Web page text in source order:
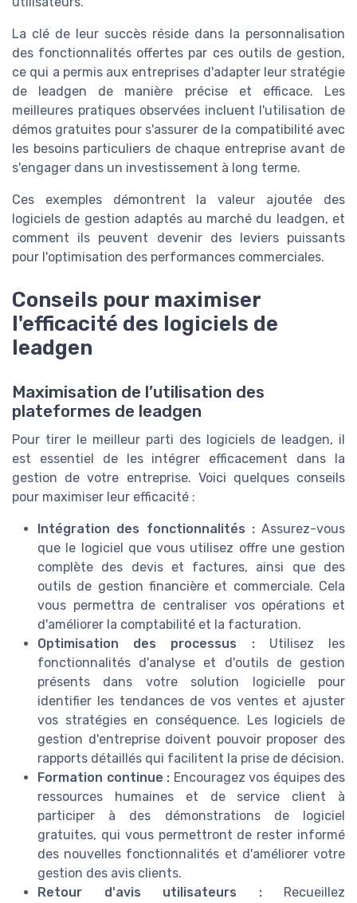
La clé de leur succès réside dans la personnalisation
des fonctionnalités offertes par ces outils de gestion,
ce qui a permis aux entreprises d'adapter leur stratégie
de leadgen de manière précise et efficace. Les
meilleures pratiques observées incluent l'utilisation de
démos gratuites pour s'assurer de la compatibilité avec
les besoins particuliers de chaque entreprise avant de
s'engager dans un investissement à long terme.
Ces exemples démontrent la valeur ajoutée des
logiciels de gestion adaptés au marché du leadgen, et
comment ils peuvent devenir des leviers puissants
pour l'optimisation des performances commerciales.
Conseils pour maximiser
l'efficacité des logiciels de
leadgen
Maximisation de l’utilisation des
plateformes de leadgen
Pour tirer le meilleur parti des logiciels de leadgen, il
est essentiel de les intégrer efficacement dans la
gestion de votre entreprise. Voici quelques conseils
pour maximiser leur efficacité :
Intégration des fonctionnalités :Assurez-vous
que le logiciel que vous utilisez offre une gestion
complète des devis et factures, ainsi que des
outils de gestion financière et commerciale. Cela
vous permettra de centraliser vos opérations et
d'améliorer la comptabilité et la facturation.
Optimisation des processus :Utilisez les
fonctionnalités d'analyse et d'outils de gestion
présents dans votre solution logicielle pour
identifier les tendances de vos ventes et ajuster
vos stratégies en conséquence. Les logiciels de
gestion d'entreprise doivent pouvoir proposer des
rapports détaillés qui facilitent la prise de décision.
Formation continue : Encouragez vos équipes des
ressources humaines et de service client à
participer à des démonstrations de logiciel
gratuites, qui vous permettront de rester informé
des nouvelles fonctionnalités et d'améliorer votre
gestion des avis clients.
Retour d'avis utilisateurs :Recueillez